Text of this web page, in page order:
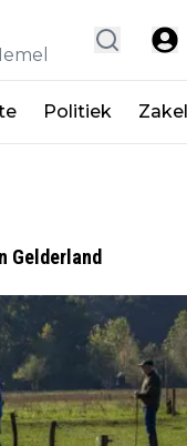
Politiek
Gelderland